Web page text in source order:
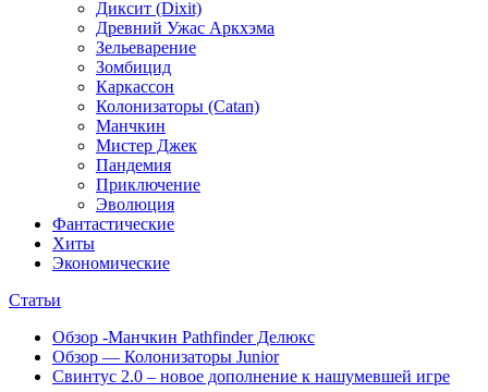
Диксит (Dixit)
Древний Ужас Аркхэма
Зельеварение
Зомбицид
Каркассон
Колонизаторы (Catan)
Манчкин
Мистер Джек
Пандемия
Приключение
Эволюция
Фантастические
Хиты
Экономические
Статьи
Обзор -Манчкин Pathfinder Делюкс
Обзор — Колонизаторы Junior
Свинтус 2.0 – новое дополнение к нашумевшей игре